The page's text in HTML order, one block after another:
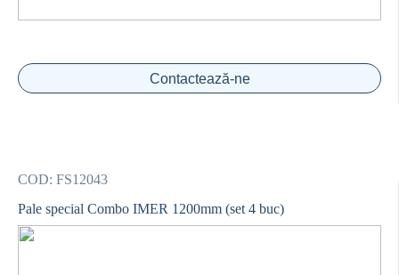
Contactează-ne
COD: FS12043
Pale special Combo IMER 1200mm (set 4 buc)